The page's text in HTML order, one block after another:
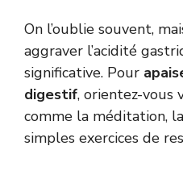
On l’oublie souvent,
aggraver l’acidité
significative. Pour
digestif, orientez-vous
comme la méditation,
simples exercices de